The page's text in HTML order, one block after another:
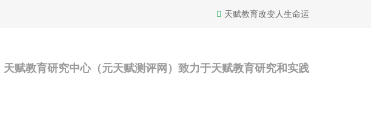
天赋教育改变人生命运
天赋教育研究中心（元天赋测评网）致力于天赋教育研究和实践